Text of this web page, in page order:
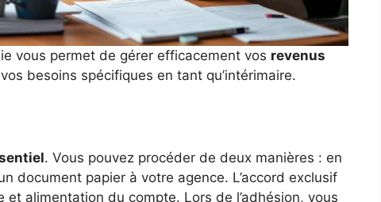
vous permet de gérer efficacement vos revenus
besoins spécifiques en tant qu’intérimaire.
. Vous pouvez procéder de deux manières : en
document papier à votre agence. L’accord exclusif
alimentation du compte. Lors de l’adhésion, vous